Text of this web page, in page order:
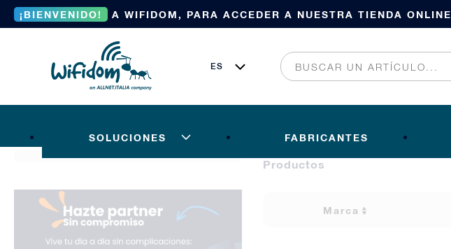
¡BIENVENIDO! A WIFIDOM, PARA ACCEDER A NUESTRA TIENDA ONLINE
SOLUCIONES FABRICANTES
Productos
Marca